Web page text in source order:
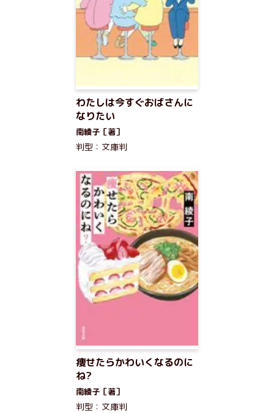
わたしは今すぐおばさんに
なりたい
南綾子［著］
判型：文庫判
痩せたらかわいくなるのに
ね?
南綾子［著］
判型：文庫判